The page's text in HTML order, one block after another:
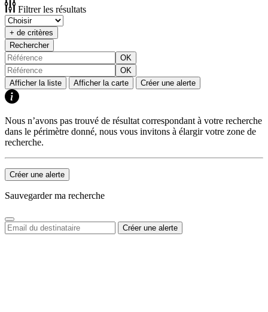
Filtrer les résultats
+ de critères
Rechercher
OK
OK
Afficher la liste
Afficher la carte Créer une alerte
Nous n’avons pas trouvé de résultat correspondant à votre recherche
dans le périmètre donné, nous vous invitons à élargir votre zone de
recherche.
Créer une alerte
Sauvegarder ma recherche